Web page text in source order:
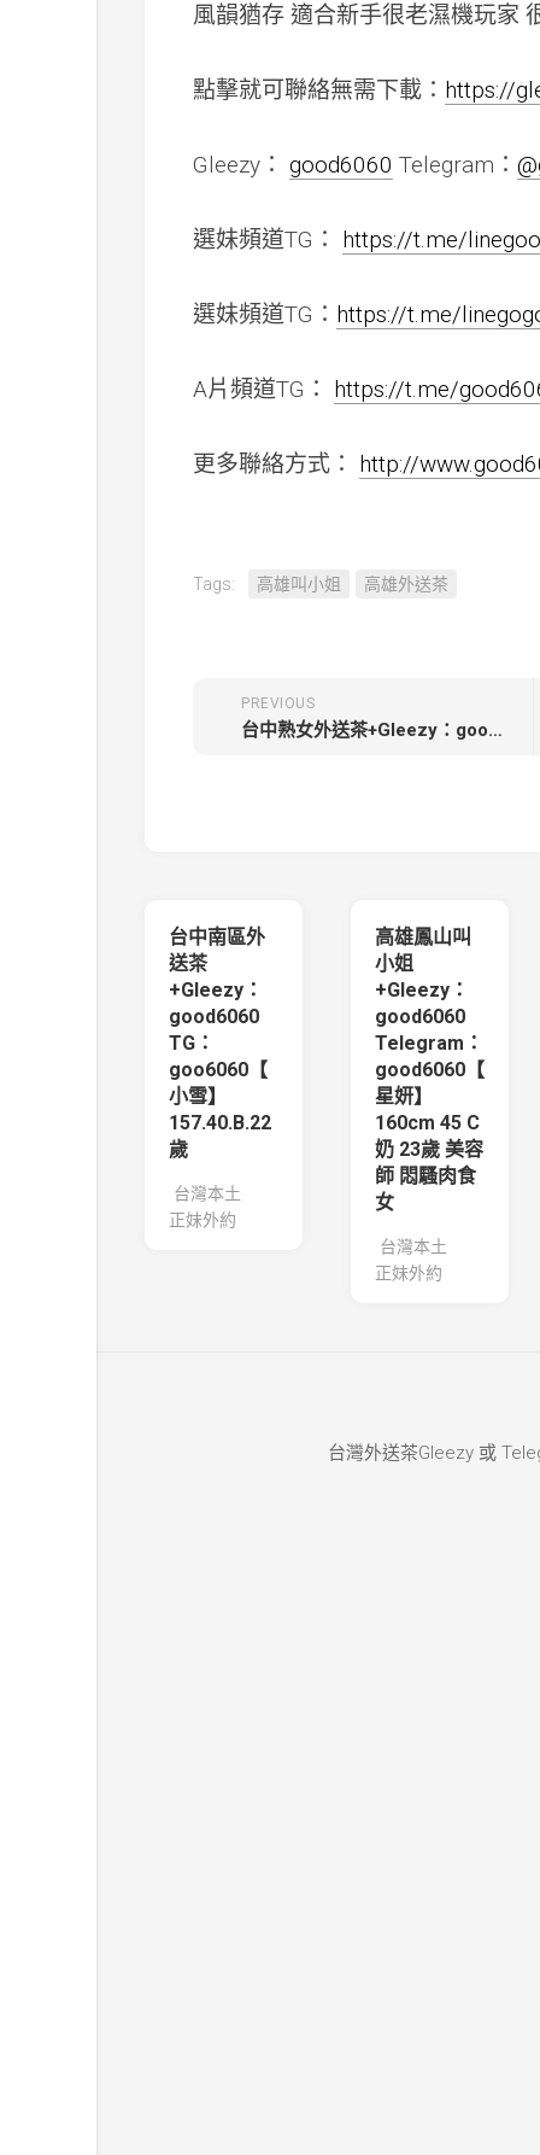
風韻猶存 適合新手很老濕機玩家
點擊就可聯絡無需下載： https://
Gleezy： good6060 Telegram：
選妹頻道TG： https://t.me/
選妹頻道TG： https://t.me/
A片頻道TG： https://t.me/
更多聯絡方式： http://
Tags: 高雄叫小姐 高雄外送茶
PREVIOUS
台中熟女外送茶+Gleezy：goodd6060 TG：good6060【央央-3500】158cm 48kg C 33歲勤勞的採精小蝴蝶
台中南區外
送茶
+Gleezy：
good6060
TG：
goo6060【
小雪】
157.40.B.22
歲
台灣本土
正妹外約
高雄鳳山叫
小姐
+Gleezy：
good6060
Telegram：
good6060【
星妍】
160cm 45 C
奶 23歲 美容
師 悶騷肉食
女
台灣本土
正妹外約
台灣外送茶Gleezy 或